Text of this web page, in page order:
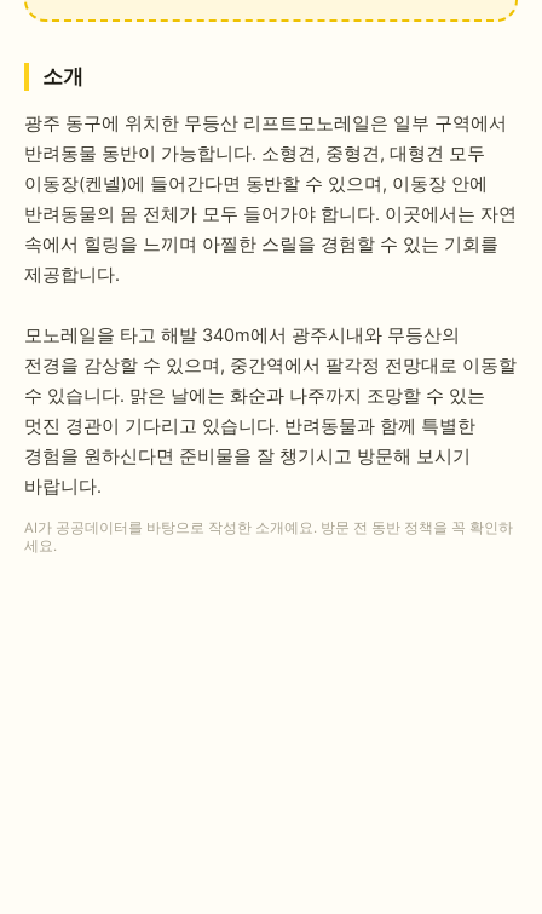
소개
광주 동구에 위치한 무등산 리프트모노레일은 일부 구역에서
반려동물 동반이 가능합니다. 소형견, 중형견, 대형견 모두
이동장(켄넬)에 들어간다면 동반할 수 있으며, 이동장 안에
반려동물의 몸 전체가 모두 들어가야 합니다. 이곳에서는 자연
속에서 힐링을 느끼며 아찔한 스릴을 경험할 수 있는 기회를
제공합니다.
모노레일을 타고 해발 340m에서 광주시내와 무등산의
전경을 감상할 수 있으며, 중간역에서 팔각정 전망대로 이동할
수 있습니다. 맑은 날에는 화순과 나주까지 조망할 수 있는
멋진 경관이 기다리고 있습니다. 반려동물과 함께 특별한
경험을 원하신다면 준비물을 잘 챙기시고 방문해 보시기
바랍니다.
AI가 공공데이터를 바탕으로 작성한 소개예요. 방문 전 동반 정책을 꼭 확인하
세요.